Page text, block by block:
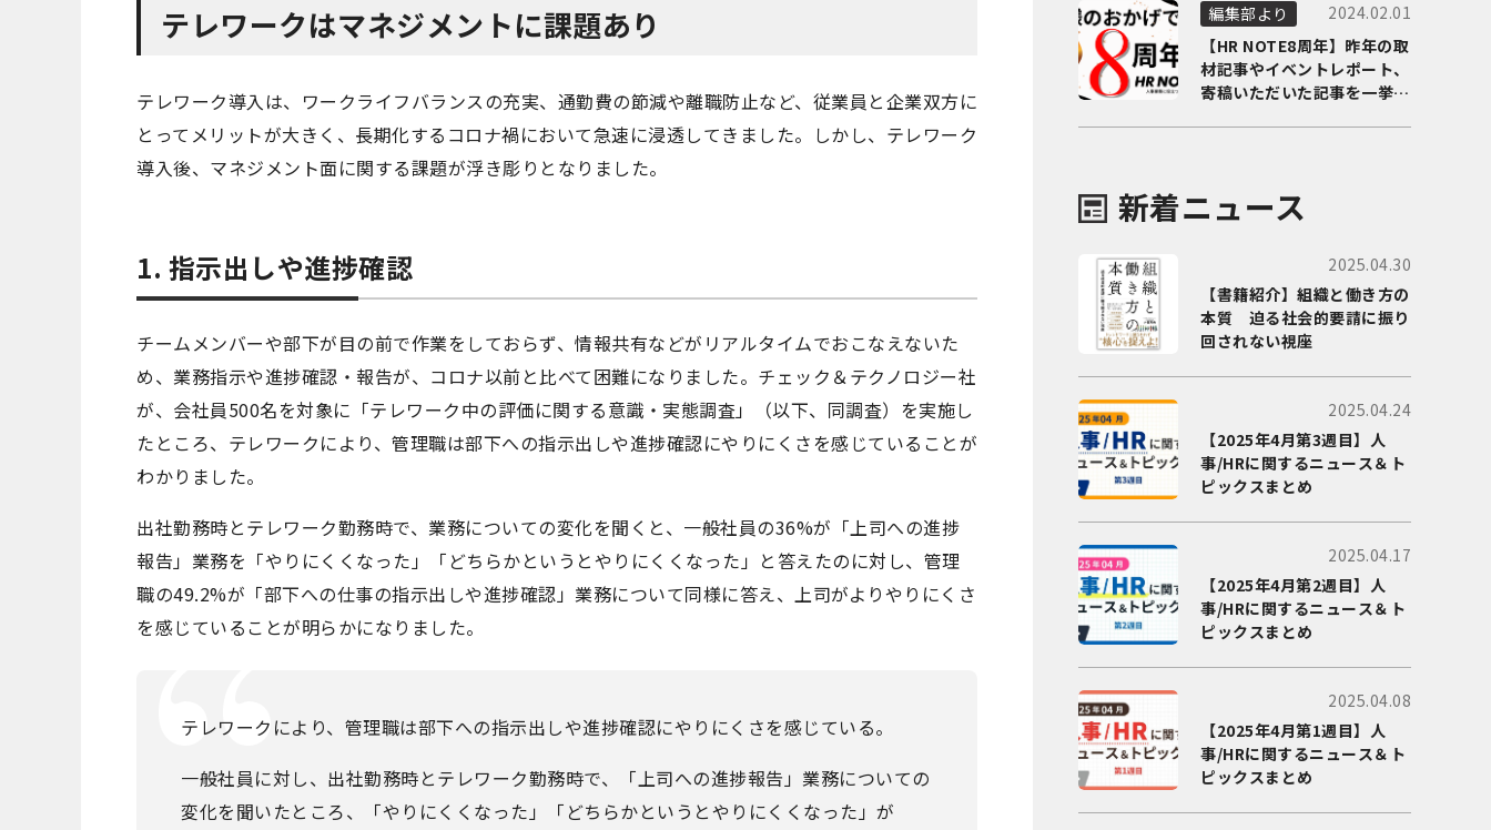
テレワークはマネジメントに課題あり
テレワーク導入は、ワークライフバランスの充実、通勤費の節減や離職防止など、従業員と企業双方に
とってメリットが大きく、長期化するコロナ禍において急速に浸透してきました。しかし、テレワーク
導入後、マネジメント面に関する課題が浮き彫りとなりました。
1. 指示出しや進捗確認
チームメンバーや部下が目の前で作業をしておらず、情報共有などがリアルタイムでおこなえないた
め、業務指示や進捗確認・報告が、コロナ以前と比べて困難になりました。チェック＆テクノロジー社
が、会社員500名を対象に「テレワーク中の評価に関する意識・実態調査」（以下、同調査）を実施し
たところ、テレワークにより、管理職は部下への指示出しや進捗確認にやりにくさを感じていることが
わかりました。
出社勤務時とテレワーク勤務時で、業務についての変化を聞くと、一般社員の36%が「上司への進捗
報告」業務を「やりにくくなった」「どちらかというとやりにくくなった」と答えたのに対し、管理
職の49.2%が「部下への仕事の指示出しや進捗確認」業務について同様に答え、上司がよりやりにくさ
を感じていることが明らかになりました。
テレワークにより、管理職は部下への指示出しや進捗確認にやりにくさを感じている。
一般社員に対し、出社勤務時とテレワーク勤務時で、「上司への進捗報告」業務についての
変化を聞いたところ、「やりにくくなった」「どちらかというとやりにくくなった」が
編集部より
2024.02.01
【HR NOTE8周年】昨年の取
材記事やイベントレポート、
寄稿いただいた記事を一挙に
新着ニュース
2025.04.30
【書籍紹介】組織と働き方の
本質 迫る社会的要請に振り
回されない視座
2025.04.24
【2025年4月第3週目】人
事/HRに関するニュース＆ト
ピックスまとめ
2025.04.17
【2025年4月第2週目】人
事/HRに関するニュース＆ト
ピックスまとめ
2025.04.08
【2025年4月第1週目】人
事/HRに関するニュース＆ト
ピックスまとめ